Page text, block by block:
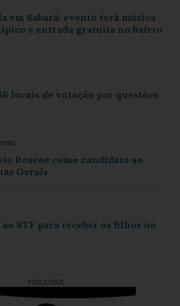
em Sabará: evento terá música
e entrada gratuita no bairro
locais de votação por questões
Roscoe como candidato ao
Gerais
STF para receber os filhos no
PUBLICIDADE